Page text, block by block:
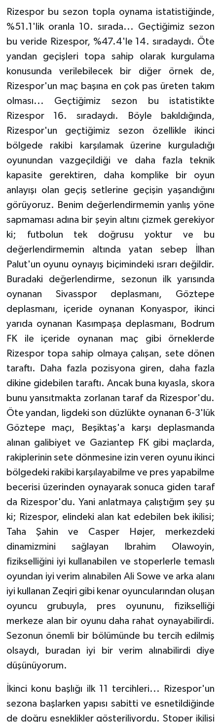
Rizespor bu sezon topla oynama istatistiğinde,
%51.1'lik oranla 10. sırada... Geçtiğimiz sezon
bu veride Rizespor, %47.4'le 14. sıradaydı. Öte
yandan geçişleri topa sahip olarak kurgulama
konusunda verilebilecek bir diğer örnek de,
Rizespor'un maç başına en çok pas üreten takım
olması... Geçtiğimiz sezon bu istatistikte
Rizespor 16. sıradaydı. Böyle bakıldığında,
Rizespor'un geçtiğimiz sezon özellikle ikinci
bölgede rakibi karşılamak üzerine kurguladığı
oyunundan vazgeçildiği ve daha fazla teknik
kapasite gerektiren, daha komplike bir oyun
anlayışı olan geçiş setlerine geçişin yaşandığını
görüyoruz. Benim değerlendirmemin yanlış yöne
sapmaması adına bir şeyin altını çizmek gerekiyor
ki; futbolun tek doğrusu yoktur ve bu
değerlendirmemin altında yatan sebep İlhan
Palut'un oyunu oynayış biçimindeki ısrarı değildir.
Buradaki değerlendirme, sezonun ilk yarısında
oynanan Sivasspor deplasmanı, Göztepe
deplasmanı, içeride oynanan Konyaspor, ikinci
yarıda oynanan Kasımpaşa deplasmanı, Bodrum
FK ile içeride oynanan maç gibi örneklerde
Rizespor topa sahip olmaya çalışan, sete dönen
taraftı. Daha fazla pozisyona giren, daha fazla
dikine gidebilen taraftı. Ancak buna kıyasla, skora
bunu yansıtmakta zorlanan taraf da Rizespor'du.
Öte yandan, ligdeki son düzlükte oynanan 6-3'lük
Göztepe maçı, Beşiktaş'a karşı deplasmanda
alınan galibiyet ve Gaziantep FK gibi maçlarda,
rakiplerinin sete dönmesine izin veren oyunu ikinci
bölgedeki rakibi karşılayabilme ve pres yapabilme
becerisi üzerinden oynayarak sonuca giden taraf
da Rizespor'du. Yani anlatmaya çalıştığım şey şu
ki; Rizespor, elindeki alan kat edebilen bek ikilisi;
Taha Şahin ve Casper Højer, merkezdeki
dinamizmini sağlayan Ibrahim Olawoyin,
fizikselliğini iyi kullanabilen ve stoperlerle temaslı
oyundan iyi verim alınabilen Ali Sowe ve arka alanı
iyi kullanan Zeqiri gibi kenar oyuncularından oluşan
oyuncu grubuyla, pres oyununu, fizikselliği
merkeze alan bir oyunu daha rahat oynayabilirdi.
Sezonun önemli bir bölümünde bu tercih edilmiş
olsaydı, buradan iyi bir verim alınabilirdi diye
düşünüyorum.
İkinci konu başlığı ilk 11 tercihleri... Rizespor'un
sezona başlarken yapısı sabitti ve esnetildiğinde
de doğru esneklikler gösteriliyordu. Stoper ikilisi
TEKNOLOJİ
Turizm
YAŞAM
YEREL
Yerel Haberler